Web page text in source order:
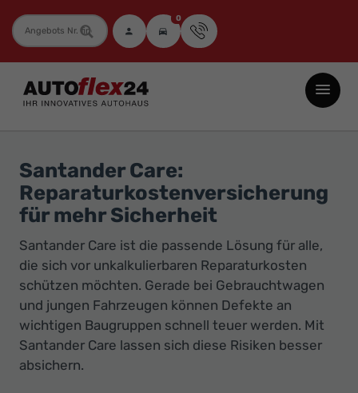
Fahrzeugnummer 0
Autoflex24
GmbH
Neuwagen
Jahreswagen
und
Gebrauchtwagen
zu
Top-
Preisen
-
Ihr
Santander Care:
Reparaturkostenversicherung
für mehr Sicherheit
Santander Care ist die passende Lösung für alle,
die sich vor unkalkulierbaren Reparaturkosten
schützen möchten. Gerade bei Gebrauchtwagen
und jungen Fahrzeugen können Defekte an
wichtigen Baugruppen schnell teuer werden. Mit
Santander Care lassen sich diese Risiken besser
absichern.